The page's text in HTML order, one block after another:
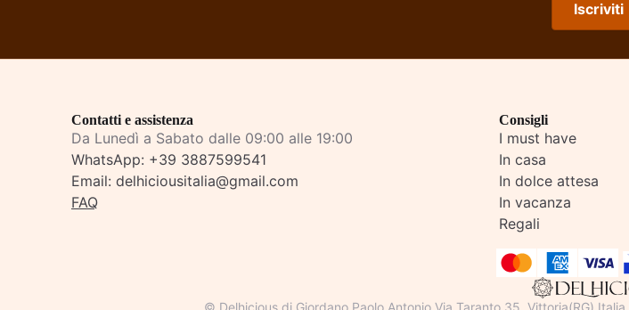
Iscriviti
Contatti e assistenza
Da Lunedì a Sabato dalle 09:00 alle 19:00
WhatsApp: +39 3887599541
Email: delhiciousitalia@gmail.com
FAQ
Consigli
I must have
In casa
In dolce attesa
In vacanza
Regali
© Delhicious di Giordano Paolo Antonio Via Taranto 35, Vittoria(RG),Italia